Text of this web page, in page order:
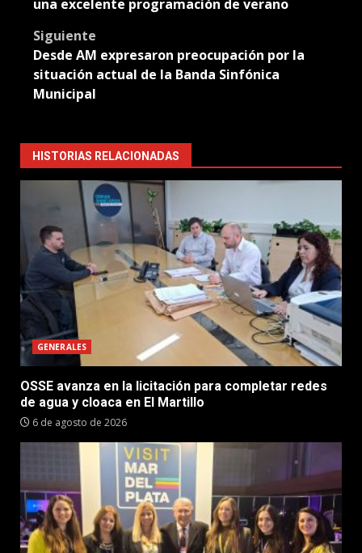
una excelente programación de verano
Siguiente
Desde AM expresaron preocupación por la
situación actual de la Banda Sinfónica
Municipal
HISTORIAS RELACIONADAS
GENERALES
OSSE avanza en la licitación para completar redes
de agua y cloaca en El Martillo
6 de agosto de 2026